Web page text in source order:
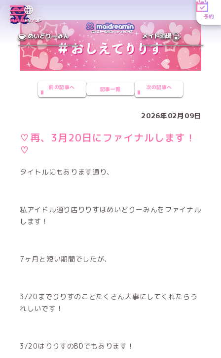
MENUEN／JP
予約
めいどりーみん メイド酒場
前の記事へ 記事一覧 次の記事へ
2026年02月09日
♡再、3月20日にファイナルします！
♡
タイトルにもあります通り、
私アイドル通り店りりすはめいどりーみんをファイナル
します！
7ヶ月と短い期間でしたが、
3/20までりりすのことたくさん大事にしてくれたらう
れしいです！
3/20はりりすのBDでもあります！